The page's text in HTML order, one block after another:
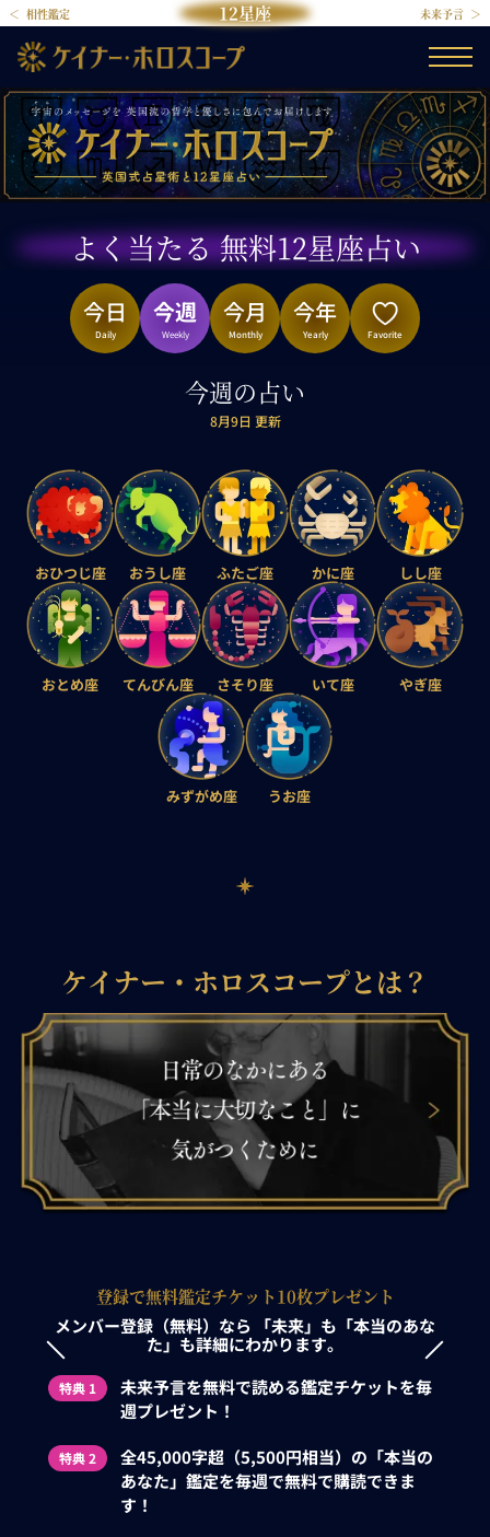
相性鑑定 12星座 未来予言
よく当たる 無料12星座占い
今日
Daily
今週
Weekly
今月
Monthly
今年
Yearly Favorite
今週の占い
8月9日 更新
おひつじ座 おうし座 ふたご座 かに座 しし座
おとめ座 てんびん座 さそり座 いて座 やぎ座
みずがめ座 うお座
ケイナー・ホロスコープとは？
登録で無料鑑定チケット10枚プレゼント
メンバー登録（無料）なら
「未来」も「本当のあな
た」も詳細にわかります。
特典 1
未来予言を無料で読める鑑定チケットを毎
週プレゼント！
特典 2
全45,000字超（5,500円相当）の「本当の
あなた」鑑定を毎週で無料で購読できま
す！